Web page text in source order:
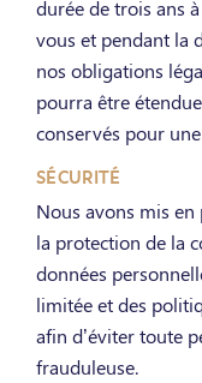
durée de trois ans
vous et pendant la
nos obligations
pourra être
conservés pour
SÉCURITÉ
Nous avons mis en
la protection de la
données
limitée et des
afin d’éviter toute
frauduleuse.